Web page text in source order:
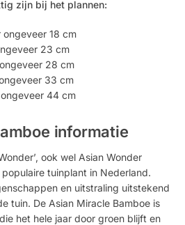
zijn bij het plannen:
18 cm
23 cm
28 cm
33 cm
44 cm
informatie
ook wel Asian Wonder
tuinplant in Nederland.
en uitstraling uitstekend
tuin. De Asian Miracle Bamboe is
het hele jaar door groen blijft en